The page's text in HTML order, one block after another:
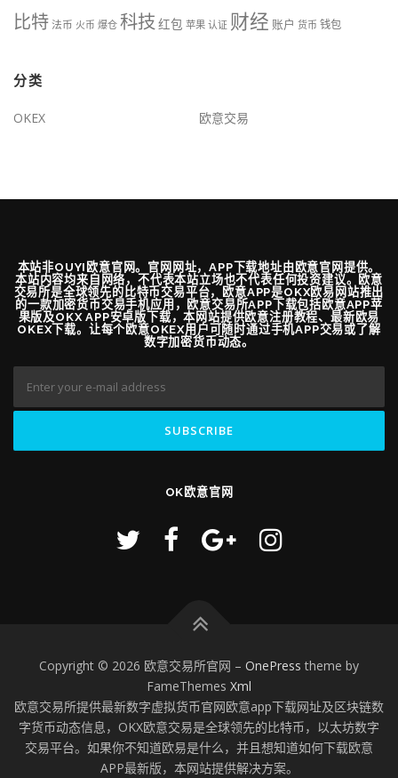
比特法币 火币 爆仓 科技 红包 苹果 认证 财经 账户 货币 钱包
分类
OKEX 欧意交易
本站非OUYI欧意官网。官网网址，APP下载地址由欧意官网提供。
本站内容均来自网络，不代表本站立场也不代表任何投资建议。欧意
交易所是全球领先的比特币交易平台，欧意APP是OKX欧易网站推出
的一款加密货币交易手机应用，欧意交易所APP下载包括欧意APP苹
果版及OKX APP安卓版下载，本网站提供欧意注册教程、最新欧易
OKEX下载。让每个欧意OKEX用户可随时通过手机APP交易或了解
数字加密货币动态。
OK欧意官网
Copyright © 2026 欧意交易所官网 – OnePress theme by
FameThemes Xml
欧意交易所提供最新数字虚拟货币官网欧意app下载网址及区块链数
字货币动态信息，OKX欧意交易是全球领先的比特币，以太坊数字
交易平台。如果你不知道欧易是什么，并且想知道如何下载欧意
APP最新版，本网站提供解决方案。